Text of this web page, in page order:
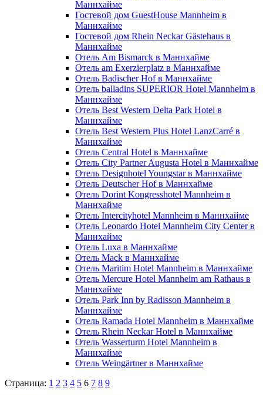
Маннхайме
Гостевой дом GuestHouse Mannheim в
Маннхайме
Гостевой дом Rhein Neckar Gästehaus в
Маннхайме
Отель Am Bismarck в Маннхайме
Отель am Exerzierplatz в Маннхайме
Отель Badischer Hof в Маннхайме
Отель balladins SUPERIOR Hotel Mannheim в
Маннхайме
Отель Best Western Delta Park Hotel в
Маннхайме
Отель Best Western Plus Hotel LanzCarré в
Маннхайме
Отель Central Hotel в Маннхайме
Отель City Partner Augusta Hotel в Маннхайме
Отель Designhotel Youngstar в Маннхайме
Отель Deutscher Hof в Маннхайме
Отель Dorint Kongresshotel Mannheim в
Маннхайме
Отель Intercityhotel Mannheim в Маннхайме
Отель Leonardo Hotel Mannheim City Center в
Маннхайме
Отель Luxa в Маннхайме
Отель Mack в Маннхайме
Отель Maritim Hotel Mannheim в Маннхайме
Отель Mercure Hotel Mannheim am Rathaus в
Маннхайме
Отель Park Inn by Radisson Mannheim в
Маннхайме
Отель Ramada Hotel Mannheim в Маннхайме
Отель Rhein Neckar Hotel в Маннхайме
Отель Wasserturm Hotel Mannheim в
Маннхайме
Отель Weingärtner в Маннхайме
Страница: 1 2 3 4 5 6 7 8 9